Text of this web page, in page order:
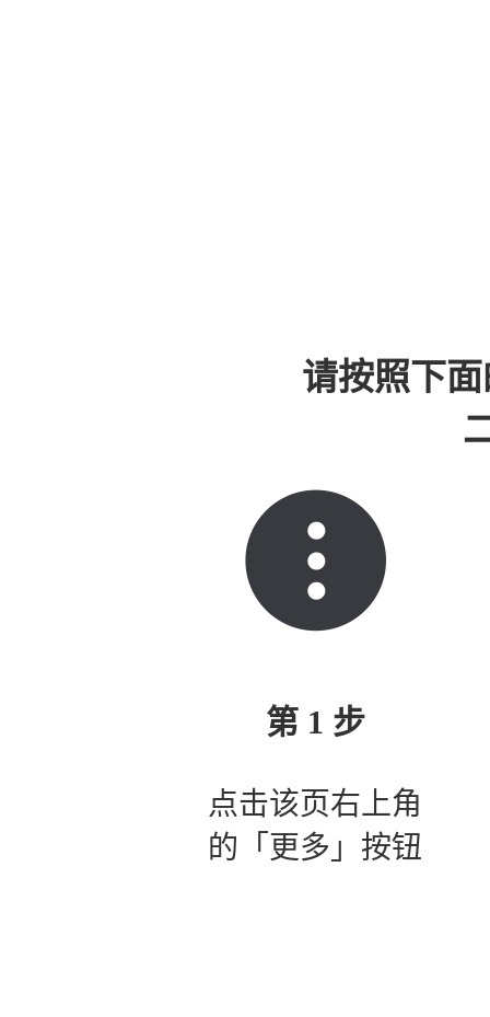
请按照下
第 1 步
点击该页右上角
的「更多」按钮